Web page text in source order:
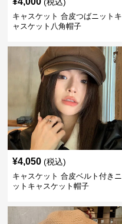
キャスケット 合皮つばニットキ
ャスケット八角帽子
¥4,050 (税込)
キャスケット 合皮ベルト付きニ
ットキャスケット帽子